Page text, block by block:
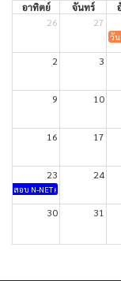
อาทิตย์ จันทร์
26
27
วั
2 3
9 10
16 17
23 24
สอบ N-NET ครั้งที่ 1/2569
30 31